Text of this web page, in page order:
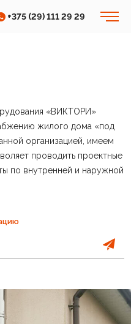
+375 (29) 111 29 29
«ВИКТОРИ»
жилого дома «под
организацией, имеем
проводить проектные
по внутренней и наружной